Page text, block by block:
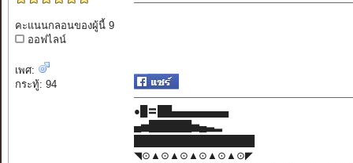
คะแนนกลอนของผู้นี้ 9
ออฟไลน์
เพศ:
กระทู้: 94
●█〓██▄▄▄▄▄▄▄▄
▄▅██████▅▄▃▂
◥⊙▲⊙▲⊙▲⊙▲⊙▲⊙◤